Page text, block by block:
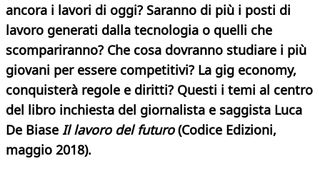
ancora i lavori di oggi? Saranno di più i posti di
lavoro generati dalla tecnologia o quelli che
scompariranno? Che cosa dovranno studiare i più
giovani per essere competitivi? La gig economy,
conquisterà regole e diritti? Questi i temi al centro
del libro inchiesta del giornalista e saggista Luca
De Biase Il lavoro del futuro(Codice Edizioni,
maggio 2018).